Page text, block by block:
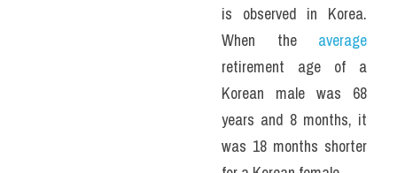
is observed in Korea.
When the average
retirement age of a
Korean male was 68
years and 8 months, it
was 18 months shorter